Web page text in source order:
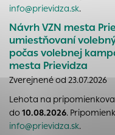
info@prievidza.sk.
Návrh VZN mesta
umiestňovaní
počas volebnej
mesta Prievidza
Zverejnené od 23.07.2026
Lehota na
do10.08.2026.
info@prievidza.sk.
Technické cookies
Technické súbory
pomáhajú urobiť
umožňujú základné
prístup k
týchto súborov cookie
Analytické cookies
Analytické cookies
pochopiť, ako